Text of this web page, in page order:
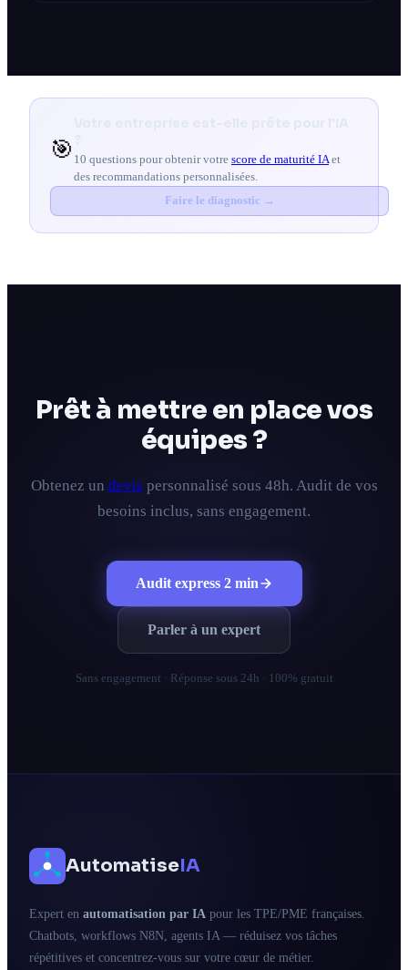
🎯 10 questions pour obtenir votre score de maturité IAet
des recommandations personnalisées.
Faire le diagnostic →
Prêt à mettre en place vos
équipes ?
Obtenez un devis personnalisé sous 48h. Audit de vos
besoins inclus, sans engagement.
Audit express 2 min
Parler à un expert
Sans engagement · Réponse sous 24h · 100% gratuit
AutomatiseIA
Expert en automatisation par IA pour les TPE/PME françaises.
Chatbots, workflows N8N, agents IA — réduisez vos tâches
répétitives et concentrez-vous sur votre cœur de métier.